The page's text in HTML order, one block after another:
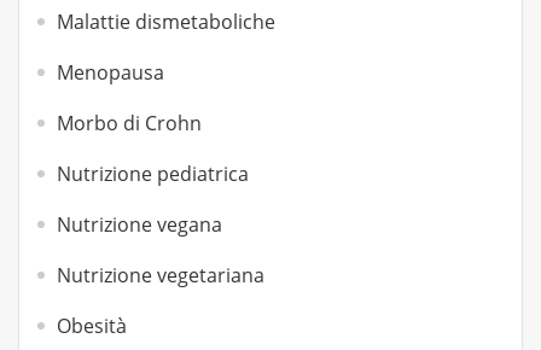
Malattie dismetaboliche
Menopausa
Morbo di Crohn
Nutrizione pediatrica
Nutrizione vegana
Nutrizione vegetariana
Obesità